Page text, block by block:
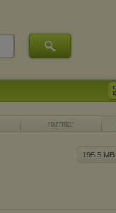
rozmiar
195,5 MB